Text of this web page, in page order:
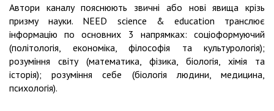
Автори каналу пояснюють звичні або нові явища крізь
призму науки. NEED science & education транслює
інформацію по основних 3 напрямках: соціоформуючий
(політологія, економіка, філософія та культурологія);
розуміння світу (математика, фізика, біологія, хімія та
історія); розуміння себе (біологія людини, медицина,
психологія).